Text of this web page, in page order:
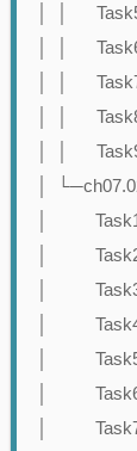
│ │
│ │
│ │
│ │
│ │
│
│ Task1.
│ Task2.
│ Task3.
│ Task4.
│ Task5.
│ Task6.
│ Task7.